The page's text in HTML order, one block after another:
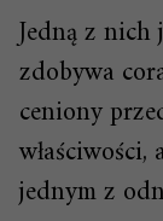
Jedną z
zdobywa
ceniony
jednym z